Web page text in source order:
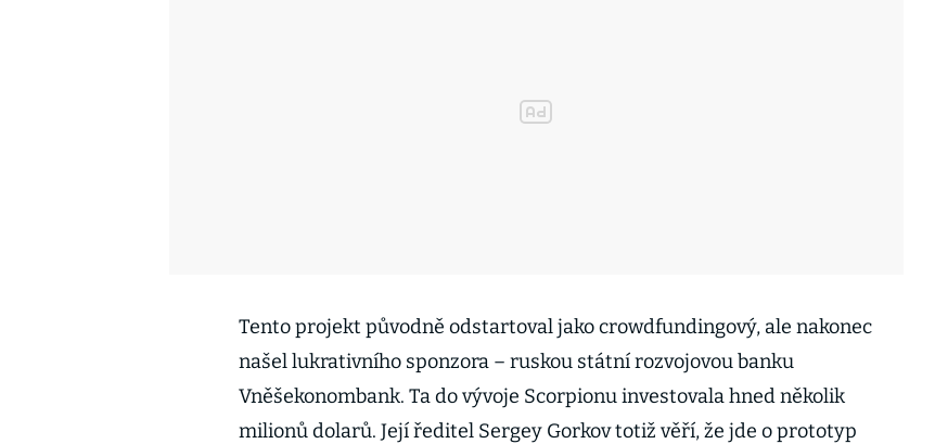
Tento projekt původně odstartoval jako crowdfundingový, ale nakonec
našel lukrativního sponzora – ruskou státní rozvojovou banku
Vněšekonombank. Ta do vývoje Scorpionu investovala hned několik
milionů dolarů. Její ředitel Sergey Gorkov totiž věří, že jde o prototyp